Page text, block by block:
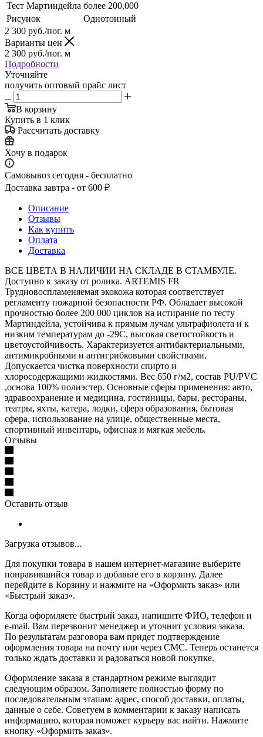
Тест Мартиндейла более 200,000
Рисунок
Однотонный
2 300 руб./пог. м
Варианты цен
2 300 руб./пог. м
Подробности
Уточняйте
получить оптовый прайс лист
В корзину
Купить в 1 клик
Рассчитать доставку
Хочу в подарок
Самовывоз сегодня - бесплатно
Доставка завтра - от 600 ₽
Описание
Отзывы
Как купить
Оплата
Доставка
ВСЕ ЦВЕТА В НАЛИЧИИ НА СКЛАДЕ В СТАМБУЛЕ.
Доступно к заказу от ролика. ARTEMIS FR
Трудновоспламеняемая экокожа которая соответствует
регламенту пожарной безопасности РФ. Обладает высокой
прочностью более 200 000 циклов на истирание по тесту
Мартиндейла, устойчива к прямым лучам ультрафиолета и к
низким температурам до -29C, высокая светостойкость и
цветоустойчивость. Характеризуется антибактериальными,
антимикробными и антигрибковыми свойствами.
Допускается чистка поверхности спирто и
хлоросодержащими жидкостями. Вес 650 г/м2, состав PU/PVC
,основа 100% полиэстер. Основные сферы применения: авто,
здравоохранение и медицина, гостиницы, бары, рестораны,
театры, яхты, катера, лодки, сфера образования, бытовая
сфера, использование на улице, общественные места,
спортивный инвентарь, офисная и мягкая мебель.
Отзывы
Оставить отзыв
Загрузка отзывов...
Для покупки товара в нашем интернет-магазине выберите
понравившийся товар и добавьте его в корзину. Далее
перейдите в Корзину и нажмите на «Оформить заказ» или
«Быстрый заказ».
Когда оформляете быстрый заказ, напишите ФИО, телефон и
e-mail. Вам перезвонит менеджер и уточнит условия заказа.
По результатам разговора вам придет подтверждение
оформления товара на почту или через СМС. Теперь останется
только ждать доставки и радоваться новой покупке.
Оформление заказа в стандартном режиме выглядит
следующим образом. Заполняете полностью форму по
последовательным этапам: адрес, способ доставки, оплаты,
данные о себе. Советуем в комментарии к заказу написать
информацию, которая поможет курьеру вас найти. Нажмите
кнопку «Оформить заказ».